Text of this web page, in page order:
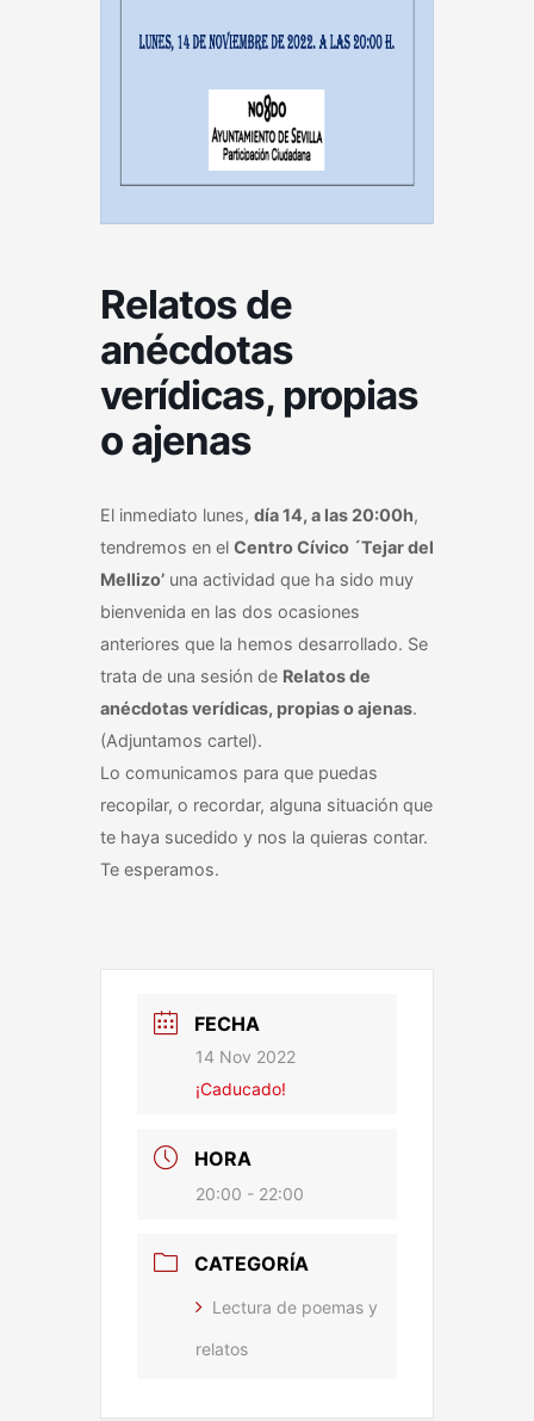
Relatos de
anécdotas
verídicas, propias
o ajenas
El inmediato lunes, día 14, a las 20:00h,
tendremos en el Centro Cívico ´Tejar del
Mellizo’ una actividad que ha sido muy
bienvenida en las dos ocasiones
anteriores que la hemos desarrollado. Se
trata de una sesión de Relatos de
anécdotas verídicas, propias o ajenas.
(Adjuntamos cartel).
Lo comunicamos para que puedas
recopilar, o recordar, alguna situación que
te haya sucedido y nos la quieras contar.
Te esperamos.
FECHA
14 Nov 2022
¡Caducado!
HORA
20:00 - 22:00
CATEGORÍA
Lectura de poemas y
relatos